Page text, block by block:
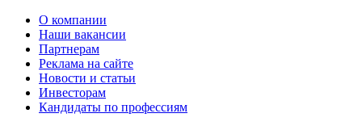
О компании
Наши вакансии
Партнерам
Реклама на сайте
Новости и статьи
Инвесторам
Кандидаты по профессиям